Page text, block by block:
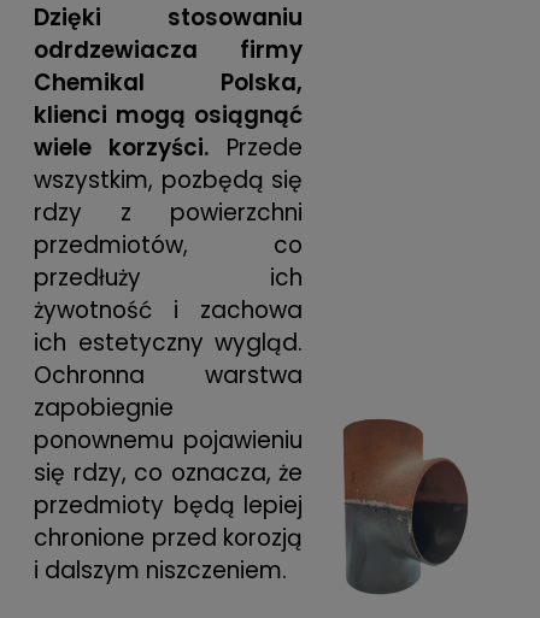
Dzięki stosowaniu
odrdzewiacza firmy
Chemikal Polska,
klienci mogą osiągnąć
wiele korzyści. Przede
wszystkim, pozbędą się
rdzy z powierzchni
przedmiotów, co
przedłuży ich
żywotność i zachowa
ich estetyczny wygląd.
Ochronna warstwa
zapobiegnie
ponownemu pojawieniu
się rdzy, co oznacza, że
przedmioty będą lepiej
chronione przed korozją
i dalszym niszczeniem.